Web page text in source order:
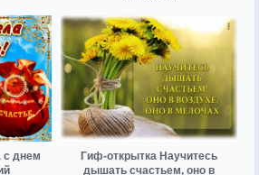
с днем
Гиф-открытка Научитесь
дышать счастьем, оно в